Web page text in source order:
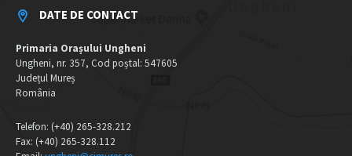
DATE DE CONTACT
Primaria Orașului Ungheni
Ungheni, nr. 357, Cod poștal: 547605
Județul Mureș
România
Telefon: (+40) 265-328.212
Fax: (+40) 265-328.112